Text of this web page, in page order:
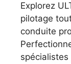
Explorez
pilotage
conduite